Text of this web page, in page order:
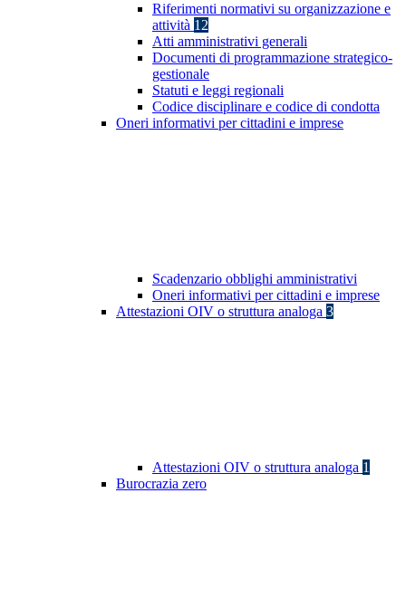
Riferimenti normativi su organizzazione e
attività 12
Atti amministrativi generali
Documenti di programmazione strategico-
gestionale
Statuti e leggi regionali
Codice disciplinare e codice di condotta
Oneri informativi per cittadini e imprese
Scadenzario obblighi amministrativi
Oneri informativi per cittadini e imprese
Attestazioni OIV o struttura analoga 3
Attestazioni OIV o struttura analoga 1
Burocrazia zero